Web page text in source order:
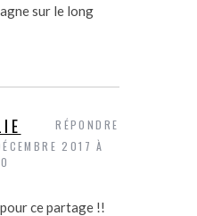
sur le long
2017 À
ce partage !!
RÉPONDRE